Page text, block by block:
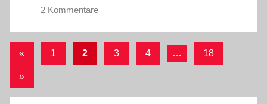
2 Kommentare
Seitennummerierung
der
Beiträge
« Vorherige
1 2 3 4 … 18
Nächste
»